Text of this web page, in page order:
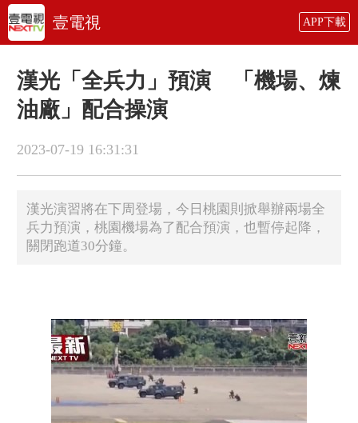
壹電視 APP下載
漢光「全兵力」預演 「機場、煉
油廠」配合操演
2023-07-19 16:31:31
漢光演習將在下周登場，今日桃園則掀舉辦兩場全
兵力預演，桃園機場為了配合預演，也暫停起降，
關閉跑道30分鐘。